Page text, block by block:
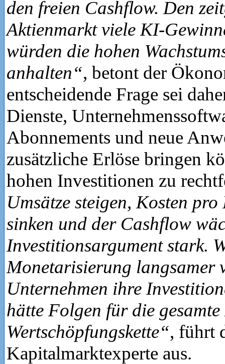
den freien Cashflow. Den
Aktienmarkt viele KI-
würden die hohen
anhalten“, betont der
entscheidende Frage sei
Dienste,
Abonnements und neue
zusätzliche Erlöse bringen
hohen Investitionen zu
Umsätze steigen, Kosten pro
sinken und der Cashflow
Investitionsargument stark.
Monetarisierung langsamer
Unternehmen ihre
hätte Folgen für die
Wertschöpfungskette“, führt
Kapitalmarktexperte aus.